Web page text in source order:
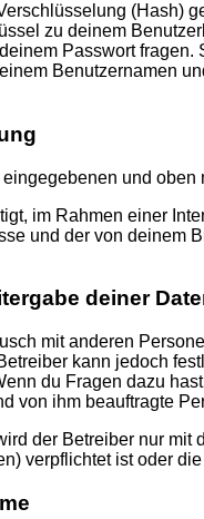
(Hash)
zu deinem
Passwort
Benutzernamen
und
im Rahmen einer
und der von deinem
deiner
mit anderen
kann jedoch
du Fragen dazu
von ihm beauftragte
der Betreiber nur
verpflichtet ist oder